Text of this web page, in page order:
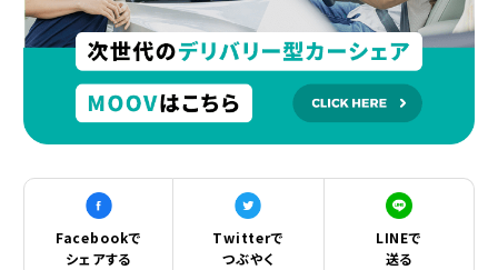
Facebookで
シェアする
Twitterで
つぶやく
LINEで
送る